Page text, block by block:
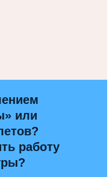
или
работу